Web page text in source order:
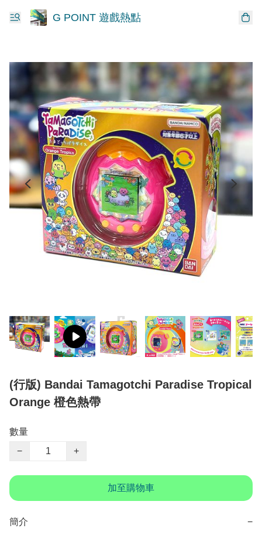
G POINT 遊戲熱點
(行版) Bandai Tamagotchi Paradise Tropical
Orange 橙色熱帶
數量
−
+
加至購物車
簡介 −